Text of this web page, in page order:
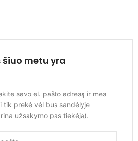
šiuo metu yra
savo el. pašto adresą ir mes
tik prekė vėl bus sandėlyje
užsakymo pas tiekėją).